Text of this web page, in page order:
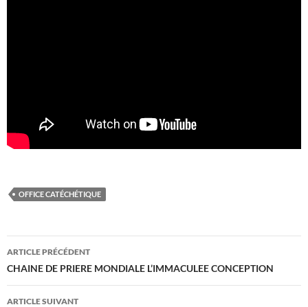
OFFICE CATÉCHÉTIQUE
Navigation
des
articles
ARTICLE PRÉCÉDENT
CHAINE DE PRIERE MONDIALE L’IMMACULEE CONCEPTION
ARTICLE SUIVANT